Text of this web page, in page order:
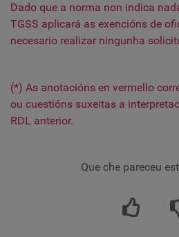
Dado que a norma non indica
TGSS aplicará as exencións de
necesario realizar ningunha
(*) As anotacións en vermello
ou cuestións suxeitas a
RDL anterior.
Que che pareceu